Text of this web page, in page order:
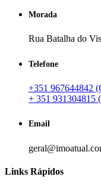
Morada
Rua Batalha do
Telefone
+351 967644842
+ 351 931304815
Email
Links Rápidos